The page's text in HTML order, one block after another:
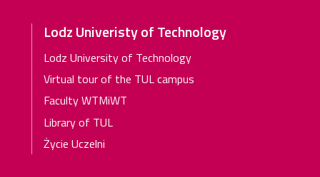
Lodz Univeristy of Technology
Lodz University of Technology
Virtual tour of the TUL campus
Faculty WTMiWT
Library of TUL
Życie Uczelni